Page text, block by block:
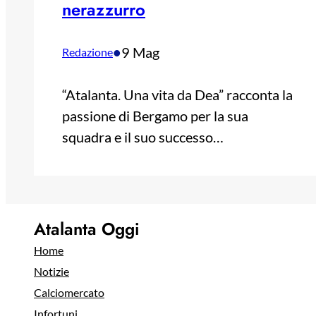
nerazzurro
Redazione•9 Mag
“Atalanta. Una vita da Dea” racconta la
passione di Bergamo per la sua
squadra e il suo successo…
Atalanta Oggi
Home
Notizie
Calciomercato